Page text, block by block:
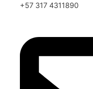
+57 317 4311890